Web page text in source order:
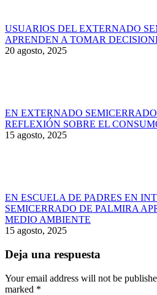
USUARIOS DEL EXTERNADO
APRENDEN A TOMAR
20 agosto, 2025
EN EXTERNADO
REFLEXIÓN SOBRE EL
15 agosto, 2025
EN ESCUELA DE PADRES EN
SEMICERRADO DE PALMIRA
MEDIO AMBIENTE
15 agosto, 2025
Deja una respuesta
Your email address will not be
marked *